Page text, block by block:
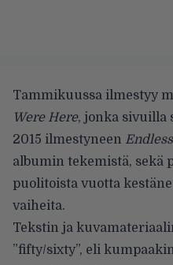
Tammikuussa ilmestyy
Were Here, jonka sivuilla
2015 ilmestyneen
albumin tekemistä, sekä
puolitoista vuotta
vaiheita.
Tekstin ja
”fifty/sixty”, eli